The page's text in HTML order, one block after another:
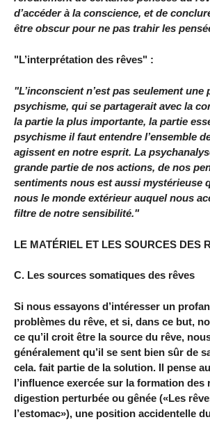
d’accéder à la conscience, et de
être obscur pour ne pas trahir les
"L’interprétation des rêves" :
"L’inconscient n’est pas seulement une
psychisme, qui se partagerait avec la
la partie la plus importante, la partie
psychisme il faut entendre l’ensemble
agissent en notre esprit. La
grande partie de nos actions, de nos
sentiments nous est aussi mystérieuse
nous le monde extérieur auquel nous
filtre de notre sensibilité."
LE MATÉRIEL ET LES SOURCES DES
C. Les sources somatiques des rêves
Si nous essayons d’intéresser un
problèmes du rêve, et si, dans ce but,
ce qu’il croit être la source du rêve,
généralement qu’il se sent bien sûr de
cela. fait partie de la solution. Il pense
l’influence exercée sur la formation des
digestion perturbée ou gênée («Les
l’estomac»), une position accidentelle